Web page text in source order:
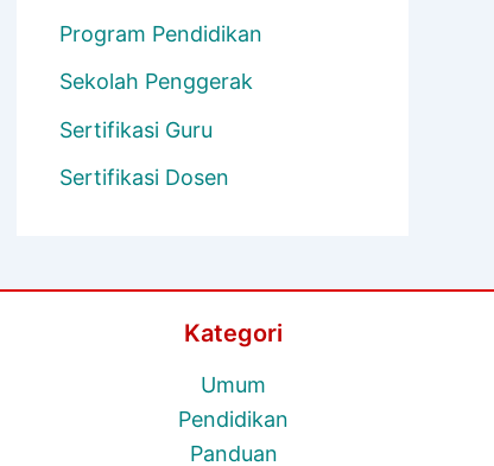
Program Pendidikan
Sekolah Penggerak
Sertifikasi Guru
Sertifikasi Dosen
Kategori
Umum
Pendidikan
Panduan